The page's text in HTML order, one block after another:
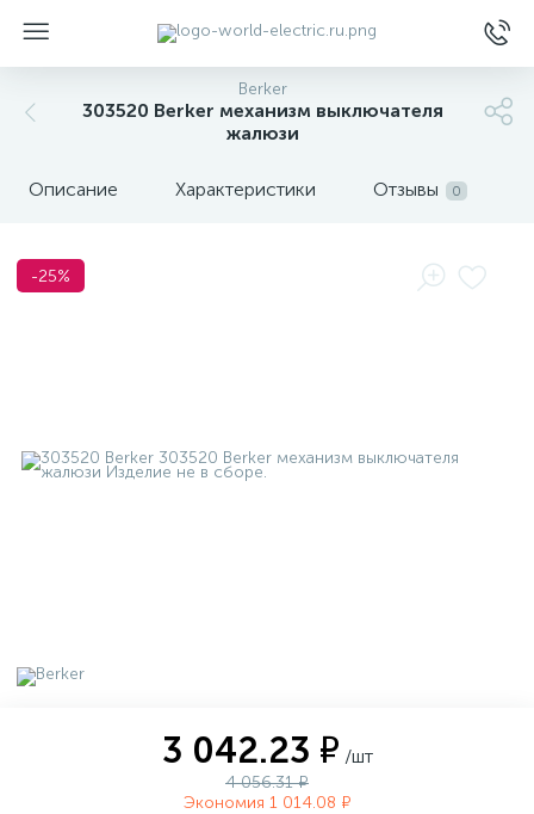
Berker
303520 Berker механизм выключателя
жалюзи
Описание Характеристики Отзывы 0
-25%
3 042.23 ₽ /шт
4 056.31 ₽
Экономия 1 014.08 ₽